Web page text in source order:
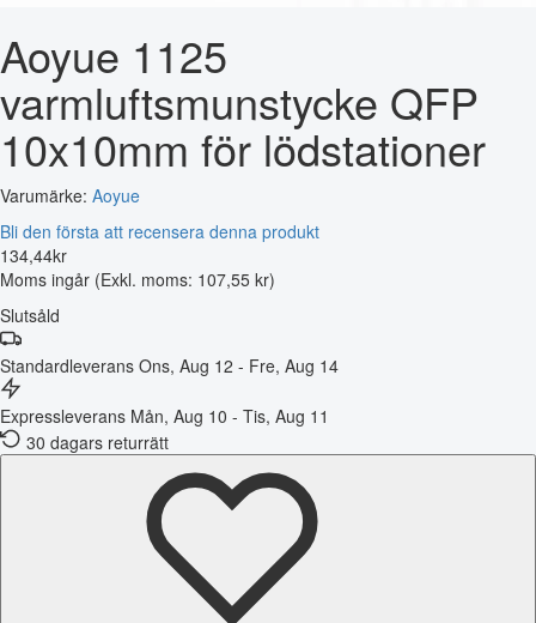
Aoyue 1125
varmluftsmunstycke QFP
10x10mm för lödstationer
Varumärke: Aoyue
Bli den första att recensera denna produkt
134,44kr
Moms ingår (Exkl. moms: 107,55 kr)
Slutsåld
Standardleverans Ons, Aug 12 - Fre, Aug 14
Expressleverans Mån, Aug 10 - Tis, Aug 11
30 dagars returrätt